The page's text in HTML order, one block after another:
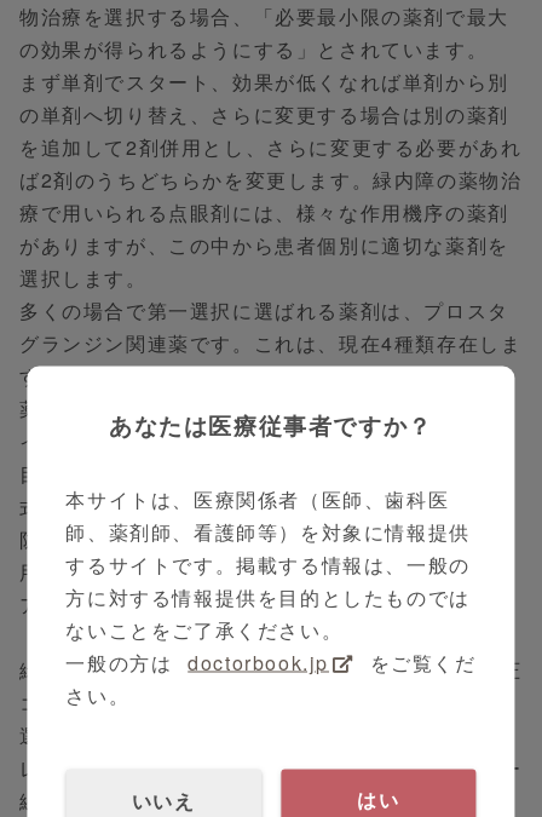
物治療を選択する場合、「必要最小限の薬剤で最大
の効果が得られるようにする」とされています。
まず単剤でスタート、効果が低くなれば単剤から別
の単剤へ切り替え、さらに変更する場合は別の薬剤
を追加して2剤併用とし、さらに変更する必要があれ
ば2剤のうちどちらかを変更します。緑内障の薬物治
療で用いられる点眼剤には、様々な作用機序の薬剤
がありますが、この中から患者個別に適切な薬剤を
選択します。
多くの場合で第一選択に選ばれる薬剤は、プロスタ
グランジン関連薬です。これは、現在4種類存在しま
す。これら以外に、従来のプロスタグランジン関連
薬の副作用が生じにくい薬剤として「オミデネパグ
イソプロピル」があります。
目標眼圧を達成させることは重要ですが、雪だるま
式に処方薬が増えてしまうことがあります。これを
防ぐ一つの策が「緑内障配合点眼薬」です。これを
用いることで、点眼薬数、点眼回数が減り、アドヒ
アランス向上・副作用軽減につながります。
緑内障治療の原則の中には、「3剤以上の薬剤を眼圧
コントロールに用いる時は、レーザー治療など他の
選択肢を考慮する」とあります。
レーザー治療には5つありますが、今回は「レーザー
線維柱帯形成術」について紹介します。
あなたは医療従事者ですか？
本サイトは、医療関係者（医師、歯科医
師、薬剤師、看護師等）を対象に情報提供
するサイトです。掲載する情報は、一般の
方に対する情報提供を目的としたものでは
ないことをご了承ください。
一般の方は
doctorbook.jp
をご覧くだ
さい。
いいえ はい